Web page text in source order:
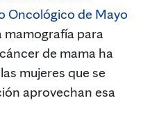
Oncológico de Mayo
mamografía para
de mama ha
mujeres que se
aprovechan esa